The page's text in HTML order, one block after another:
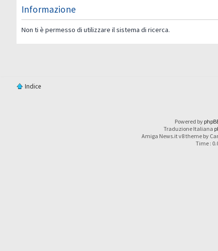
Informazione
Non ti è permesso di utilizzare il sistema di ricerca.
Indice
Powered by
Traduzione Italiana
Amiga News.it v8 theme by
Time :